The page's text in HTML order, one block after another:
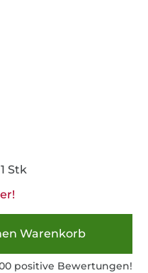
Stk
Warenkorb
positive Bewertungen!